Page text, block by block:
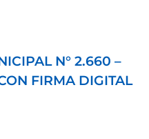
N° 2.660 –
FIRMA DIGITAL